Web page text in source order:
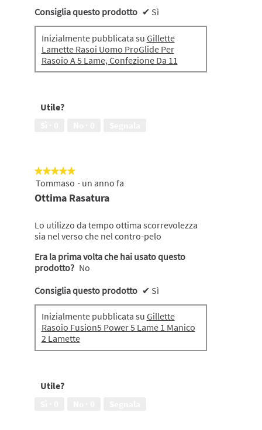
Consiglia questo prodotto ✔ Sì
Inizialmente pubblicata su Gillette
Lamette Rasoi Uomo ProGlide Per
Rasoio A 5 Lame, Confezione Da 11
Utile?
★★★★★
★★★★★
5
5
Tommaso · un anno fa
Ottima Rasatura
Lo utilizzo da tempo ottima scorrevolezza
sia nel verso che nel contro-pelo
Era la prima volta che hai usato questo
prodotto? No
Consiglia questo prodotto ✔ Sì
Inizialmente pubblicata su Gillette
Rasoio Fusion5 Power 5 Lame 1 Manico
2 Lamette
Utile?